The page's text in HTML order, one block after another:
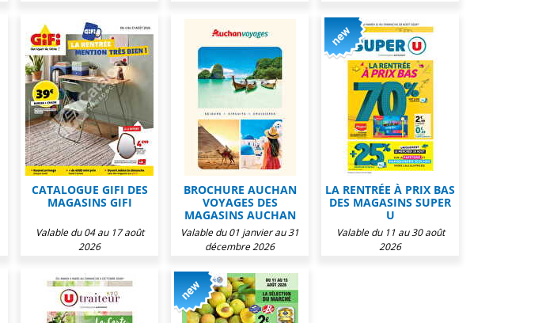
CATALOGUE GIFI DES
MAGASINS GIFI
Valable du 04 au 17 août
2026
BROCHURE AUCHAN
VOYAGES DES
MAGASINS AUCHAN
Valable du 01 janvier au 31
décembre 2026
LA RENTRÉE À PRIX BAS
DES MAGASINS SUPER
U
Valable du 11 au 30 août
2026